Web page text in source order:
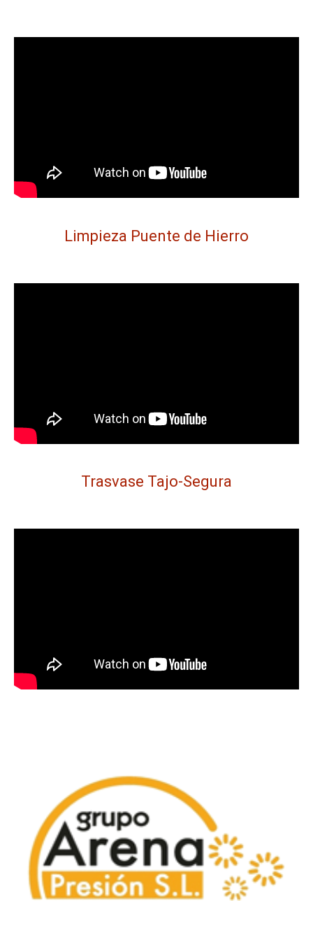
Limpieza Puente de Hierro
Trasvase Tajo-Segura